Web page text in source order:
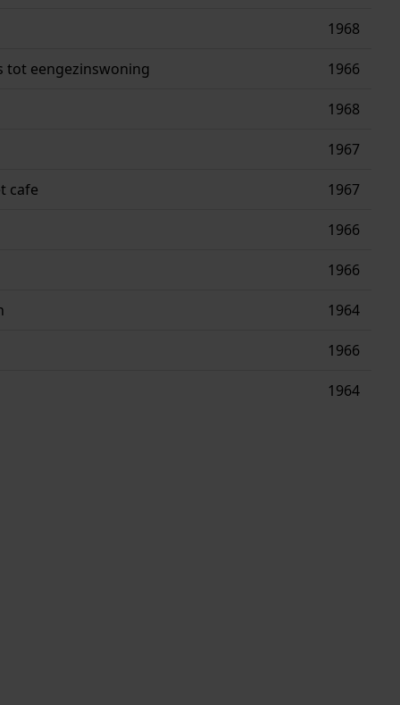
1968
tot eengezinswoning 1966
1968
1967
cafe 1967
1966
1966
1964
1966
1964